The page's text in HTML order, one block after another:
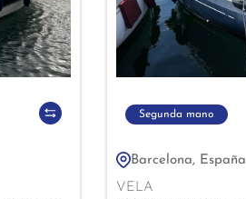
Segunda mano
Barcelona, España
VELA